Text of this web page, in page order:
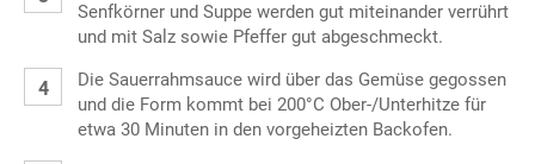
Senfkörner und Suppe werden gut miteinander verrührt
und mit Salz sowie Pfeffer gut abgeschmeckt.
Die Sauerrahmsauce wird über das Gemüse gegossen
und die Form kommt bei 200°C Ober-/Unterhitze für
etwa 30 Minuten in den vorgeheizten Backofen.